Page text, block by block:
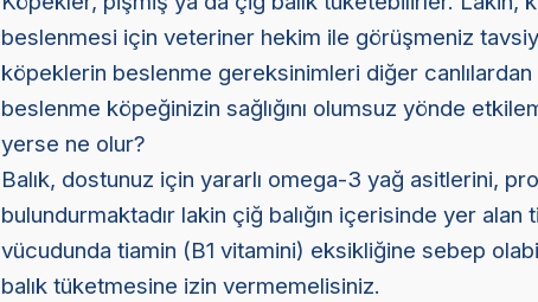
beslenmesi için veteriner hekim ile görüşmeniz
köpeklerin beslenme gereksinimleri diğer canlılardan
beslenme köpeğinizin sağlığını olumsuz yönde
yerse ne olur?
Balık, dostunuz için yararlı omega-3 yağ asitlerini,
bulundurmaktadır lakin çiğ balığın içerisinde yer
vücudunda tiamin (B1 vitamini) eksikliğine sebep
balık tüketmesine izin vermemelisiniz.